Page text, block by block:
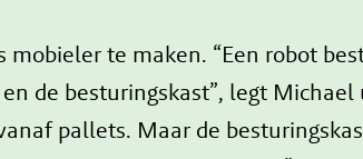
te maken. “Een robot
de besturingskast”, legt
pallets. Maar de